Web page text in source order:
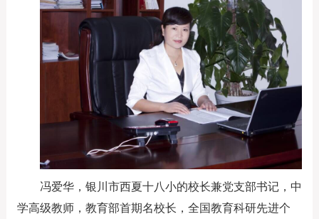
冯爱华，银川市西夏十八小的校长兼党支部书记，中
学高级教师，教育部首期名校长，全国教育科研先进个